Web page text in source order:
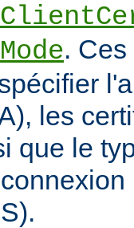
.
les
que le